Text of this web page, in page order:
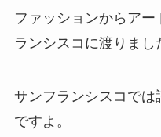
ファッションからア
ランシスコに渡りまし
サンフランシスコでは
ですよ。